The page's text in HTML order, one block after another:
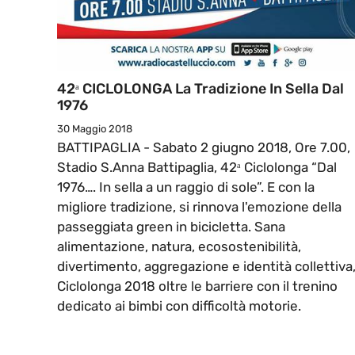
42ᵃ CICLOLONGA La Tradizione In Sella Dal
1976
30 Maggio 2018
BATTIPAGLIA - Sabato 2 giugno 2018, Ore 7.00,
Stadio S.Anna Battipaglia, 42ᵃ Ciclolonga “Dal
1976…. In sella a un raggio di sole”. E con la
migliore tradizione, si rinnova l'emozione della
passeggiata green in bicicletta. Sana
alimentazione, natura, ecosostenibilità,
divertimento, aggregazione e identità collettiva,
Ciclolonga 2018 oltre le barriere con il trenino
dedicato ai bimbi con difficoltà motorie.